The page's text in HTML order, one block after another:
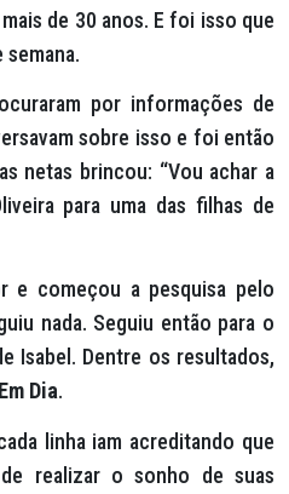
de 30 anos. E foi isso que
por informações de
sobre isso e foi então
netas brincou: “Vou achar a
para uma das filhas de
e começou a pesquisa pelo
nada. Seguiu então para o
Isabel. Dentre os resultados,
Dia.
linha iam acreditando que
realizar o sonho de suas